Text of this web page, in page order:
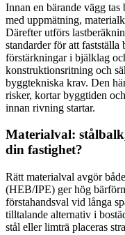
Innan en bärande vägg
med uppmätning,
Därefter utförs
standarder för att
förstärkningar i bjälklag
konstruktionsritning och
byggtekniska krav. Den
risker, kortar byggtiden
innan rivning startar.
Materialval:
din fastighet?
Rätt materialval avgör
(HEB/IPE) ger hög
förstahandsval vid långa
tilltalande alternativ i
stål eller limträ placeras